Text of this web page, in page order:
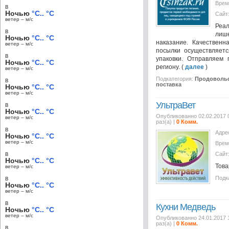
наказание.
посылки
упаковки.
региону. ( далее )
Подкатегория:
поставка
УльтраВет
Опубликованно 02.02.2017
раз(а) | 0 Комм.
Кухни Медведь
Опубликованно 24.01.2017
раз(а) | 0 Комм.
в
Ночью °C.. °C
ветер – м/c
в
Ночью °C.. °C
ветер – м/c
в
Ночью °C.. °C
ветер – м/c
в
Ночью °C.. °C
ветер – м/c
в
Ночью °C.. °C
ветер – м/c
в
Ночью °C.. °C
ветер – м/c
в
Ночью °C.. °C
ветер – м/c
в
Ночью °C.. °C
ветер – м/c
в
Ночью °C.. °C
ветер – м/c
в